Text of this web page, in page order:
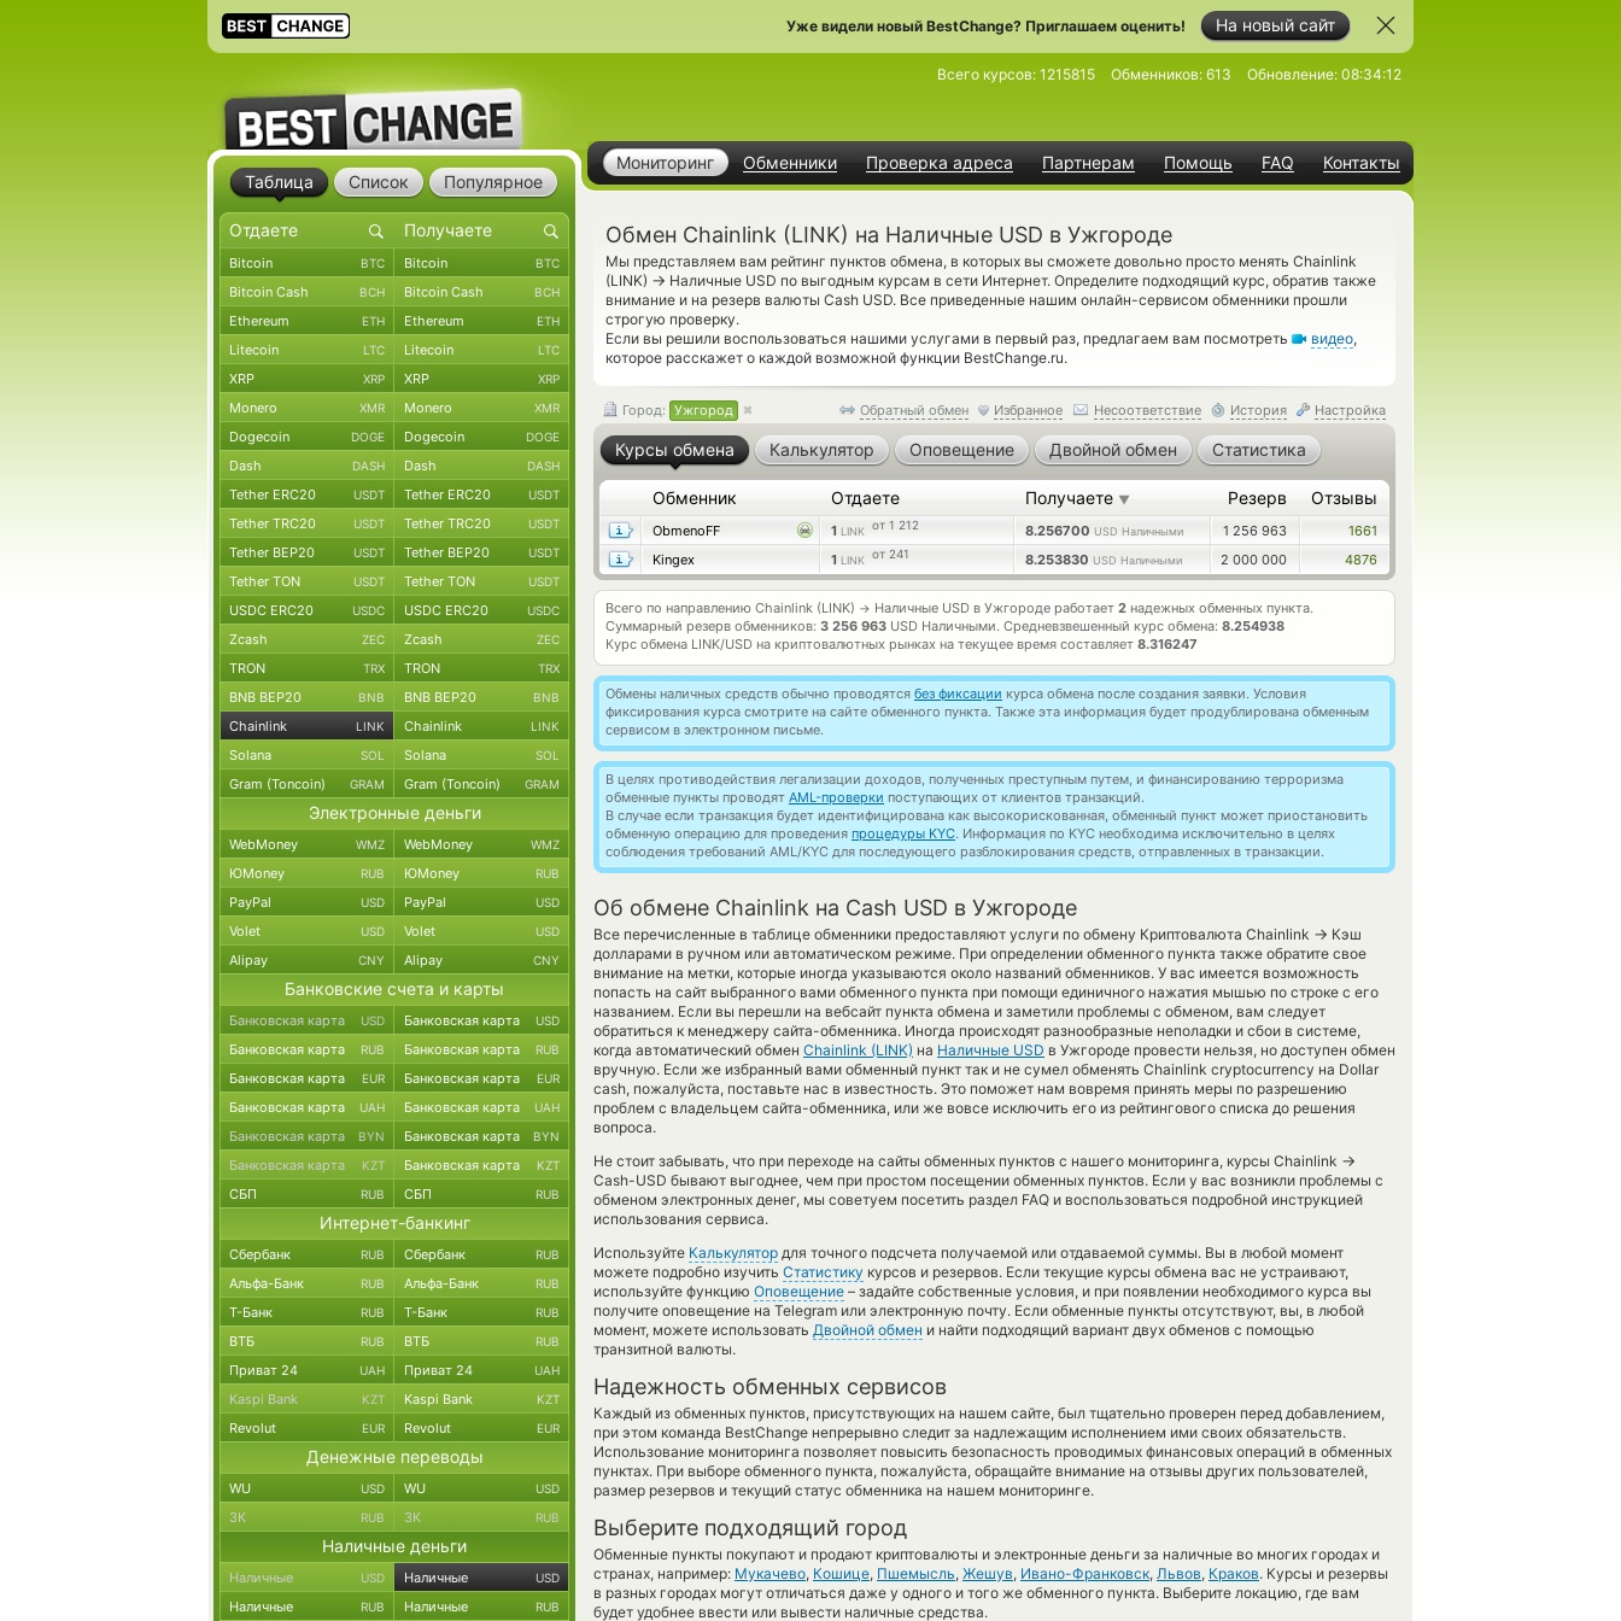
На новый сайт
Уже видели новый BestChange? Приглашаем оценить!
Мониторинг Обменники Проверка адреса Партнерам Помощь FAQ Контакты
Всего курсов: 1215815 Обменников: 613 Обновление: 08:34:12
Обмен Chainlink (LINK) на Наличные USD в Ужгороде
Мы представляем вам рейтинг пунктов обмена, в которых вы сможете довольно просто менять Chainlink
(LINK) → Наличные USD по выгодным курсам в сети Интернет. Определите подходящий курс, обратив также
внимание и на резерв валюты Cash USD. Все приведенные нашим онлайн-сервисом обменники прошли
строгую проверку.
Если вы решили воспользоваться нашими услугами в первый раз, предлагаем вам посмотреть
видео,
которое расскажет о каждой возможной функции BestChange.ru.
Обратный обмен Избранное Несоответствие История Настройка
Город: Ужгород
Курсы обмена Калькулятор Оповещение Двойной обмен Статистика
Обменник Отдаете Получаете ▼ Резерв Отзывы
ObmenoFF 1 LINK от 1 212 8.256700 USD Наличными 1 256 963
1661
Kingex
1 LINK от 241 8.253830 USD Наличными 2 000 000 4876
Всего по направлению Chainlink (LINK) → Наличные USD в Ужгороде работает 2 надежных обменных пункта.
Суммарный резерв обменников: 3 256 963 USD Наличными. Средневзвешенный курс обмена: 8.254938
Курс обмена LINK/USD на криптовалютных рынках на текущее время составляет 8.316247
Обмены наличных средств обычно проводятся без фиксации курса обмена после создания заявки. Условия
фиксирования курса смотрите на сайте обменного пункта. Также эта информация будет продублирована обменным
сервисом в электронном письме.
В целях противодействия легализации доходов, полученных преступным путем, и финансированию терроризма
обменные пункты проводят AML-проверки поступающих от клиентов транзакций.
В случае если транзакция будет идентифицирована как высокорискованная, обменный пункт может приостановить
обменную операцию для проведения процедуры KYC. Информация по KYC необходима исключительно в целях
соблюдения требований AML/KYC для последующего разблокирования средств, отправленных в транзакции.
Об обмене Chainlink на Cash USD в Ужгороде
Все перечисленные в таблице обменники предоставляют услуги по обмену Криптовалюта Chainlink → Кэш
долларами в ручном или автоматическом режиме. При определении обменного пункта также обратите свое
внимание на метки, которые иногда указываются около названий обменников. У вас имеется возможность
попасть на сайт выбранного вами обменного пункта при помощи единичного нажатия мышью по строке с его
названием. Если вы перешли на вебсайт пункта обмена и заметили проблемы с обменом, вам следует
обратиться к менеджеру сайта-обменника. Иногда происходят разнообразные неполадки и сбои в системе,
когда автоматический обмен Chainlink (LINK) на Наличные USD в Ужгороде провести нельзя, но доступен обмен
вручную. Если же избранный вами обменный пункт так и не сумел обменять Chainlink cryptocurrency на Dollar
cash, пожалуйста, поставьте нас в известность. Это поможет нам вовремя принять меры по разрешению
проблем с владельцем сайта-обменника, или же вовсе исключить его из рейтингового списка до решения
вопроса.
Не стоит забывать, что при переходе на сайты обменных пунктов с нашего мониторинга, курсы Chainlink →
Cash-USD бывают выгоднее, чем при простом посещении обменных пунктов. Если у вас возникли проблемы с
обменом электронных денег, мы советуем посетить раздел FAQ и воспользоваться подробной инструкцией
использования сервиса.
Используйте Калькулятор для точного подсчета получаемой или отдаваемой суммы. Вы в любой момент
можете подробно изучить Статистику курсов и резервов. Если текущие курсы обмена вас не устраивают,
используйте функцию Оповещение – задайте собственные условия, и при появлении необходимого курса вы
получите оповещение на Telegram или электронную почту. Если обменные пункты отсутствуют, вы, в любой
момент, можете использовать Двойной обмен и найти подходящий вариант двух обменов с помощью
транзитной валюты.
Надежность обменных сервисов
Каждый из обменных пунктов, присутствующих на нашем сайте, был тщательно проверен перед добавлением,
при этом команда BestChange непрерывно следит за надлежащим исполнением ими своих обязательств.
Использование мониторинга позволяет повысить безопасность проводимых финансовых операций в обменных
пунктах. При выборе обменного пункта, пожалуйста, обращайте внимание на отзывы других пользователей,
размер резервов и текущий статус обменника на нашем мониторинге.
Выберите подходящий город
Обменные пункты покупают и продают криптовалюты и электронные деньги за наличные во многих городах и
странах, например: Мукачево, Кошице, Пшемысль, Жешув, Ивано-Франковск, Львов, Краков. Курсы и резервы
в разных городах могут отличаться даже у одного и того же обменного пункта. Выберите локацию, где вам
будет удобнее ввести или вывести наличные средства.
Таблица Список Популярное
Bitcoin BTC Bitcoin BTC
Bitcoin Cash BCH Bitcoin Cash BCH
Ethereum ETH Ethereum ETH
Litecoin LTC Litecoin LTC
XRP XRP XRP XRP
Monero XMR Monero XMR
Dogecoin DOGE Dogecoin DOGE
Dash DASH Dash DASH
Tether ERC20 USDT Tether ERC20 USDT
Tether TRC20 USDT Tether TRC20 USDT
Tether BEP20 USDT Tether BEP20 USDT
Tether TON USDT Tether TON USDT
USDC ERC20 USDC USDC ERC20 USDC
Zcash ZEC Zcash ZEC
TRON TRX TRON TRX
BNB BEP20 BNB BNB BEP20 BNB
Chainlink LINK Chainlink LINK
Solana SOL Solana SOL
Gram (Toncoin) GRAM Gram (Toncoin) GRAM
Электронные деньги
WebMoney WMZ WebMoney WMZ
ЮMoney RUB ЮMoney RUB
PayPal USD PayPal USD
Volet USD Volet USD
Alipay CNY Alipay CNY
Банковские счета и карты
Банковская карта USD Банковская карта USD
Банковская карта RUB Банковская карта RUB
Банковская карта EUR Банковская карта EUR
Банковская карта UAH Банковская карта UAH
Банковская карта BYN Банковская карта BYN
Банковская карта KZT Банковская карта KZT
СБП RUB СБП RUB
Интернет-банкинг
Сбербанк RUB Сбербанк RUB
Альфа-Банк RUB Альфа-Банк RUB
Т-Банк RUB Т-Банк RUB
ВТБ RUB ВТБ RUB
Приват 24 UAH Приват 24 UAH
Kaspi Bank KZT Kaspi Bank KZT
Revolut EUR Revolut EUR
Денежные переводы
WU USD WU USD
ЗК RUB ЗК RUB
Наличные деньги
Наличные USD Наличные USD
Наличные RUB Наличные RUB